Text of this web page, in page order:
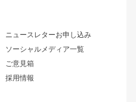
ニュースレターお申し込み
ソーシャルメディア一覧
ご意見箱
採用情報
ローレル
セフィーロ
キャラバン
まつど家 鉄漢